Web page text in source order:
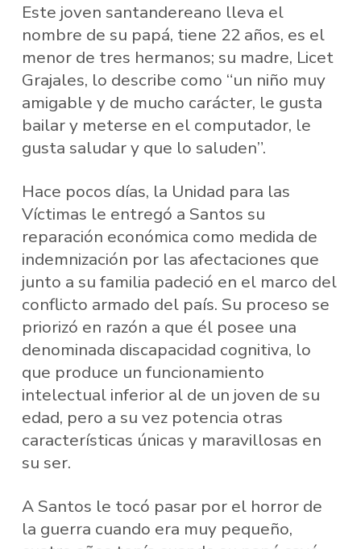
Este joven santandereano lleva el
nombre de su papá, tiene 22 años, es el
menor de tres hermanos; su madre, Licet
Grajales, lo describe como “un niño muy
amigable y de mucho carácter, le gusta
bailar y meterse en el computador, le
gusta saludar y que lo saluden”.
Hace pocos días, la Unidad para las
Víctimas le entregó a Santos su
reparación económica como medida de
indemnización por las afectaciones que
junto a su familia padeció en el marco del
conflicto armado del país. Su proceso se
priorizó en razón a que él posee una
denominada discapacidad cognitiva, lo
que produce un funcionamiento
intelectual inferior al de un joven de su
edad, pero a su vez potencia otras
características únicas y maravillosas en
su ser.
A Santos le tocó pasar por el horror de
la guerra cuando era muy pequeño,